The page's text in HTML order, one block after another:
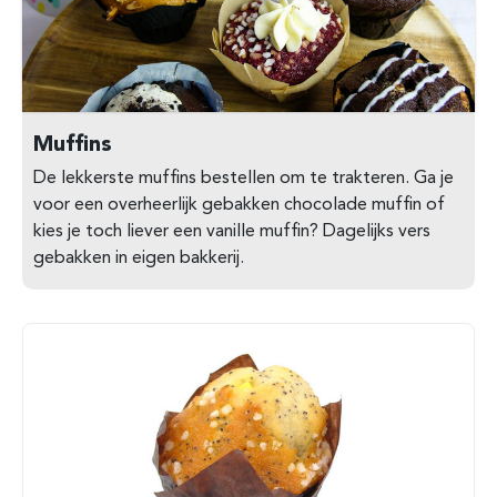
Muffins
De lekkerste muffins bestellen om te trakteren. Ga je
voor een overheerlijk gebakken chocolade muffin of
kies je toch liever een vanille muffin? Dagelijks vers
gebakken in eigen bakkerij.